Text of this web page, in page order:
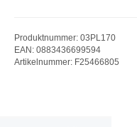
Produktnummer: 03PL170
EAN: 0883436699594
Artikelnummer: F25466805